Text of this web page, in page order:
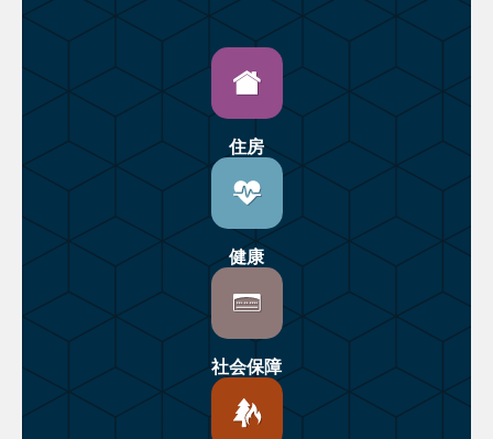
住房
健康
社会保障